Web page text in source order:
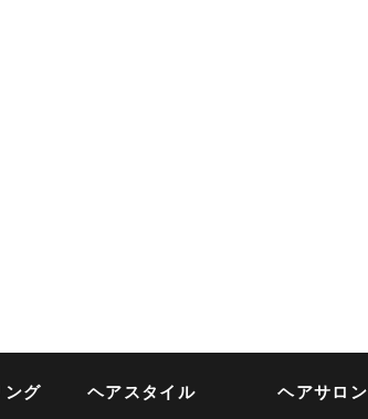
ング ヘアスタイル ヘアサロン